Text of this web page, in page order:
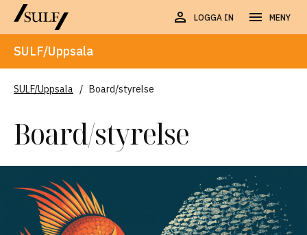
LOGGA IN MENY
SULF/Uppsala
SULF/Uppsala / Board/styrelse
Board/styrelse